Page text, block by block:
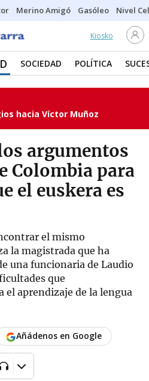
Merino Amigó Gasóleo Nivel
Kiosko
SOCIEDAD POLÍTICA
hacia Víctor Muñoz
argumentos
Colombia para
el euskera es
el mismo
la magistrada que ha
una funcionaria de Laudio
que
el aprendizaje de la lengua
Añádenos en Google